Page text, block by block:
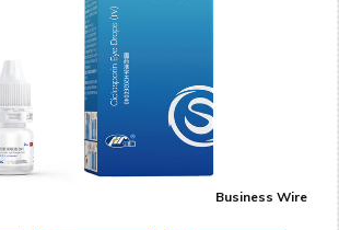
Business Wire